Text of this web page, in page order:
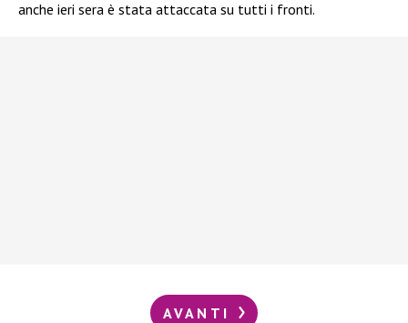
anche ieri sera è stata attaccata su tutti i fronti.
AVANTI